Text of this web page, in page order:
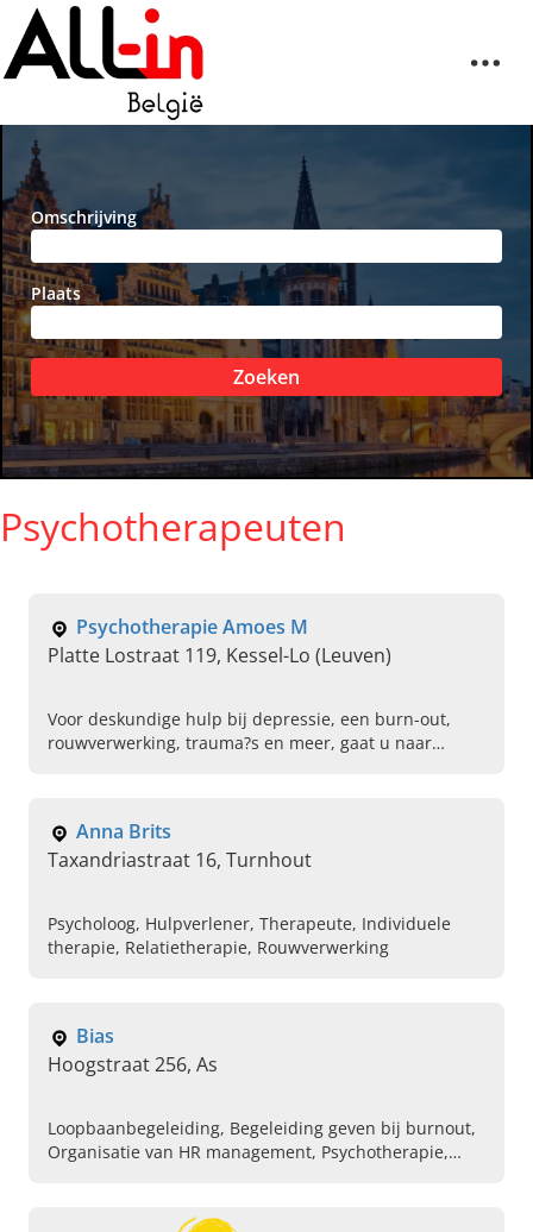
Omschrijving
Plaats
Zoeken
Psychotherapeuten
Psychotherapie Amoes M
Platte Lostraat 119, Kessel-Lo (Leuven)
Voor deskundige hulp bij depressie, een burn-out,
rouwverwerking, trauma?s en meer, gaat u naar
Anna Brits
Taxandriastraat 16, Turnhout
Psycholoog, Hulpverlener, Therapeute, Individuele
therapie, Relatietherapie, Rouwverwerking
Bias
Hoogstraat 256, As
Loopbaanbegeleiding, Begeleiding geven bij burnout,
Organisatie van HR management, Psychotherapie,
Afspraak maken bij psychotherapeut, Testdiagnostiek